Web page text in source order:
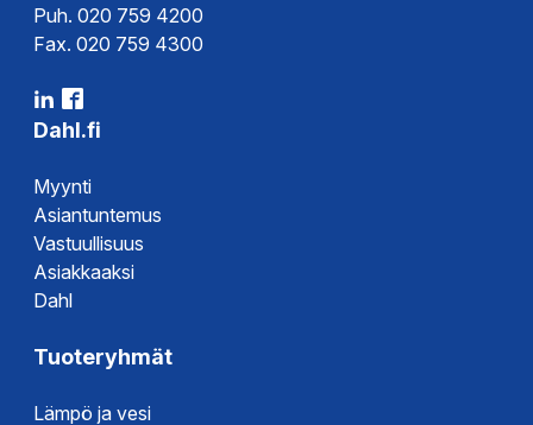
Puh. 020 759 4200
Fax. 020 759 4300
Dahl.fi
Myynti
Asiantuntemus
Vastuullisuus
Asiakkaaksi
Dahl
Tuoteryhmät
Lämpö ja vesi